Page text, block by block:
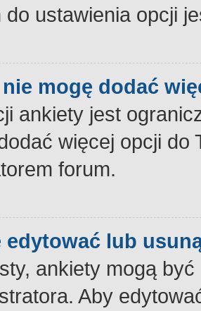
do ustawienia opcji
mogę dodać
ankiety jest
więcej opcji
forum.
edytować lub
ankiety mogą
Aby